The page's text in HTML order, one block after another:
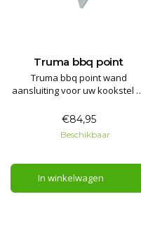
Truma bbq point
Truma bbq point wand
aansluiting voor uw kookstel
eenvoudig en snel aan het gas
netwerk van uw caravan /
camper.
€84,95
Beschikbaar
In winkelwagen